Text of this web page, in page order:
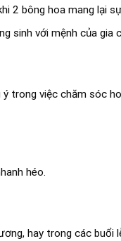
2 bông hoa mang lại
sinh với mệnh của gia
trong việc chăm sóc
héo.
hay trong các buổi